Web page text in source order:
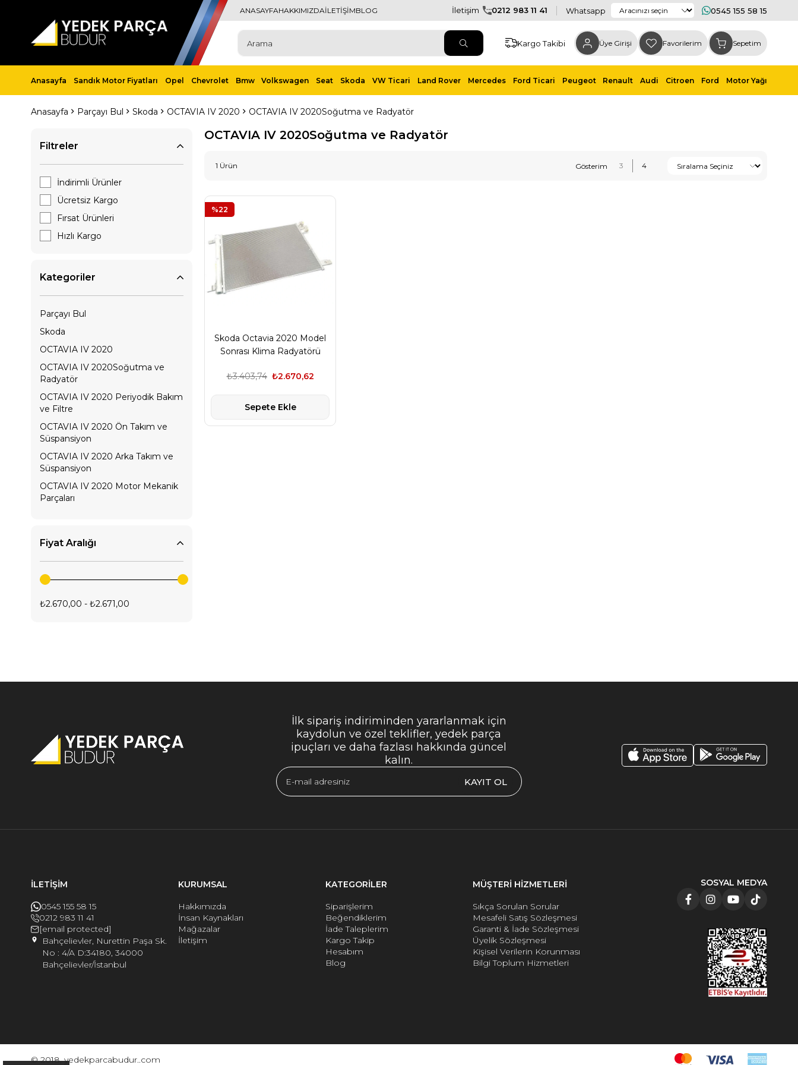
ANASAYFAHAKKIMIZDAİLETİŞİMBLOG İletişim 0212 983 11 41 Whatsapp 0545 155 58 15
Kargo Takibi Üye Girişi Favorilerim Sepetim
Anasayfa Sandık Motor Fiyatları Opel Chevrolet Bmw Volkswagen Seat Skoda VW Ticari Land Rover Mercedes Ford Ticari Peugeot Renault Audi Citroen Ford Motor Yağı
Anasayfa Parçayı Bul Skoda OCTAVIA IV 2020 OCTAVIA IV 2020Soğutma ve Radyatör
Filtreler
İndirimli Ürünler
Ücretsiz Kargo
Fırsat Ürünleri
Hızlı Kargo
Kategoriler
Parçayı Bul
Skoda
OCTAVIA IV 2020
OCTAVIA IV 2020Soğutma ve
Radyatör
OCTAVIA IV 2020 Periyodik Bakım
ve Filtre
OCTAVIA IV 2020 Ön Takım ve
Süspansiyon
OCTAVIA IV 2020 Arka Takım ve
Süspansiyon
OCTAVIA IV 2020 Motor Mekanik
Parçaları
Fiyat Aralığı
₺2.670,00 - ₺2.671,00
OCTAVIA IV 2020Soğutma ve Radyatör
1 Ürün
Skoda Octavia 2020 Model
Sonrası Klima Radyatörü
₺2.670,62
₺3.403,74
Sepete Ekle
%22
İlk sipariş indiriminden yararlanmak için
kaydolun ve özel teklifler, yedek parça
ipuçları ve daha fazlası hakkında güncel
kalın.
KAYIT OL
İLETİŞİM
0545 155 58 15
0212 983 11 41
[email protected]
Bahçelievler, Nurettin Paşa Sk.
No : 4/A D:34180, 34000
Bahçelievler/İstanbul
KURUMSAL
Hakkımızda
İnsan Kaynakları
Mağazalar
İletişim
KATEGORİLER
Siparişlerim
Beğendiklerim
İade Taleplerim
Kargo Takip
Hesabım
Blog
MÜŞTERİ HİZMETLERİ
Sıkça Sorulan Sorular
Mesafeli Satış Sözleşmesi
Garanti & İade Sözleşmesi
Üyelik Sözleşmesi
Kişisel Verilerin Korunması
Bilgi Toplum Hizmetleri
SOSYAL MEDYA
© 2018, yedekparcabudur..com